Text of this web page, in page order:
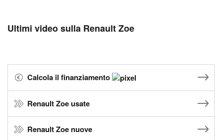
Ultimi video sulla Renault Zoe
Calcola il finanziamento
Renault Zoe usate
Renault Zoe nuove